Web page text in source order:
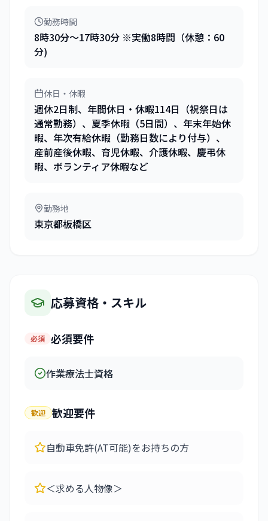
勤務時間
8時30分～17時30分 ※実働8時間（休憩：60
分)
休日・休暇
週休2日制、年間休日・休暇114日（祝祭日は
通常勤務）、夏季休暇（5日間）、年末年始休
暇、年次有給休暇（勤務日数により付与）、
産前産後休暇、育児休暇、介護休暇、慶弔休
暇、ボランティア休暇など
勤務地
東京都板橋区
応募資格・スキル
必須 必須要件
作業療法士資格
歓迎 歓迎要件
自動車免許(AT可能)をお持ちの方
＜求める人物像＞